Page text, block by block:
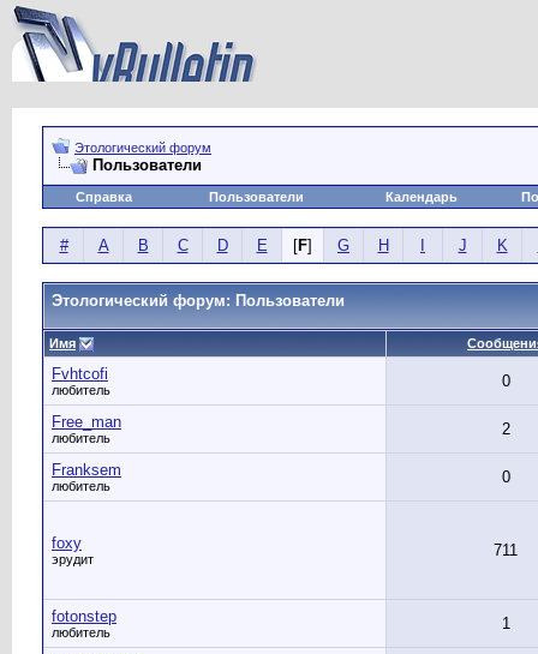
Этологический форум
Пользователи
Справка Пользователи Календарь
# A B C D E [F] G H J K
Этологический форум: Пользователи
Имя
Fvhtcofi
любитель 0
Free_man
любитель 2
Franksem
любитель 0
foxy
эрудит 711
fotonstep
любитель 1